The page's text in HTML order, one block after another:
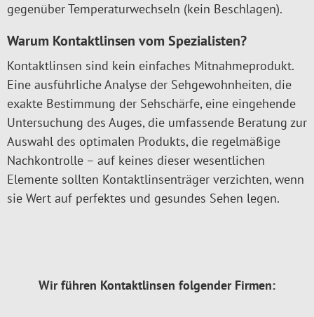
gegenüber Temperaturwechseln (kein Beschlagen).
Warum Kontaktlinsen vom Spezialisten?
Kontaktlinsen sind kein einfaches Mitnahmeprodukt.
Eine ausführliche Analyse der Sehgewohnheiten, die
exakte Bestimmung der Sehschärfe, eine eingehende
Untersuchung des Auges, die umfassende Beratung zur
Auswahl des optimalen Produkts, die regelmäßige
Nachkontrolle – auf keines dieser wesentlichen
Elemente sollten Kontaktlinsenträger verzichten, wenn
sie Wert auf perfektes und gesundes Sehen legen.
Wir führen Kontaktlinsen folgender Firmen: